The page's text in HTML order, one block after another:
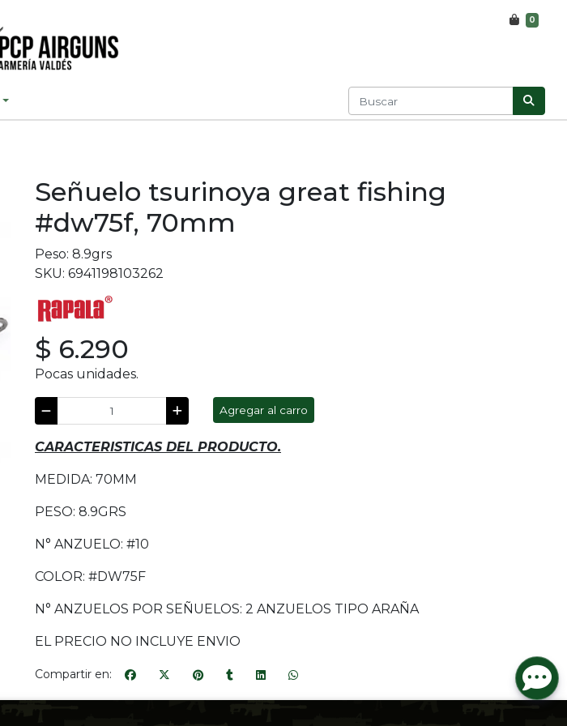
0
Señuelo tsurinoya great fishing
#dw75f, 70mm
Peso: 8.9grs
SKU: 6941198103262
$ 6.290
Pocas unidades.
Agregar al carro
CARACTERISTICAS DEL PRODUCTO.
MEDIDA: 70MM
PESO: 8.9GRS
N° ANZUELO: #10
COLOR: #DW75F
N° ANZUELOS POR SEÑUELOS: 2 ANZUELOS TIPO ARAÑA
EL PRECIO NO INCLUYE ENVIO
Compartir en: